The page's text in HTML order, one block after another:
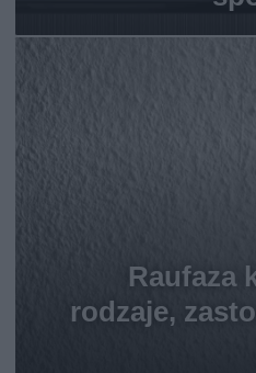
Raufaza
rodzaje,